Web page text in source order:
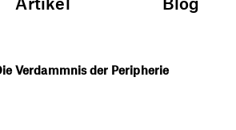
Verdammnis der Peripherie